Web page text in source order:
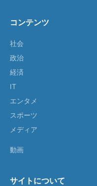
コンテンツ
社会
政治
経済
IT
エンタメ
スポーツ
メディア
動画
サイトについて